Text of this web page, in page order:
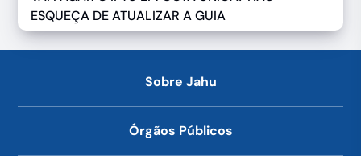
ESQUEÇA DE ATUALIZAR A GUIA
Sobre Jahu
Órgãos Públicos